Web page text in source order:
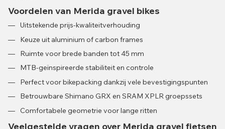
Voordelen van Merida gravel bikes
Uitstekende prijs-kwaliteitverhouding
Keuze uit aluminium of carbon frames
Ruimte voor brede banden tot 45 mm
MTB-geïnspireerde stabiliteit en controle
Perfect voor bikepacking dankzij vele bevestigingspunten
Betrouwbare Shimano GRX en SRAM XPLR groepssets
Comfortabele geometrie voor lange ritten
Veelgestelde vragen over Merida gravel fietsen